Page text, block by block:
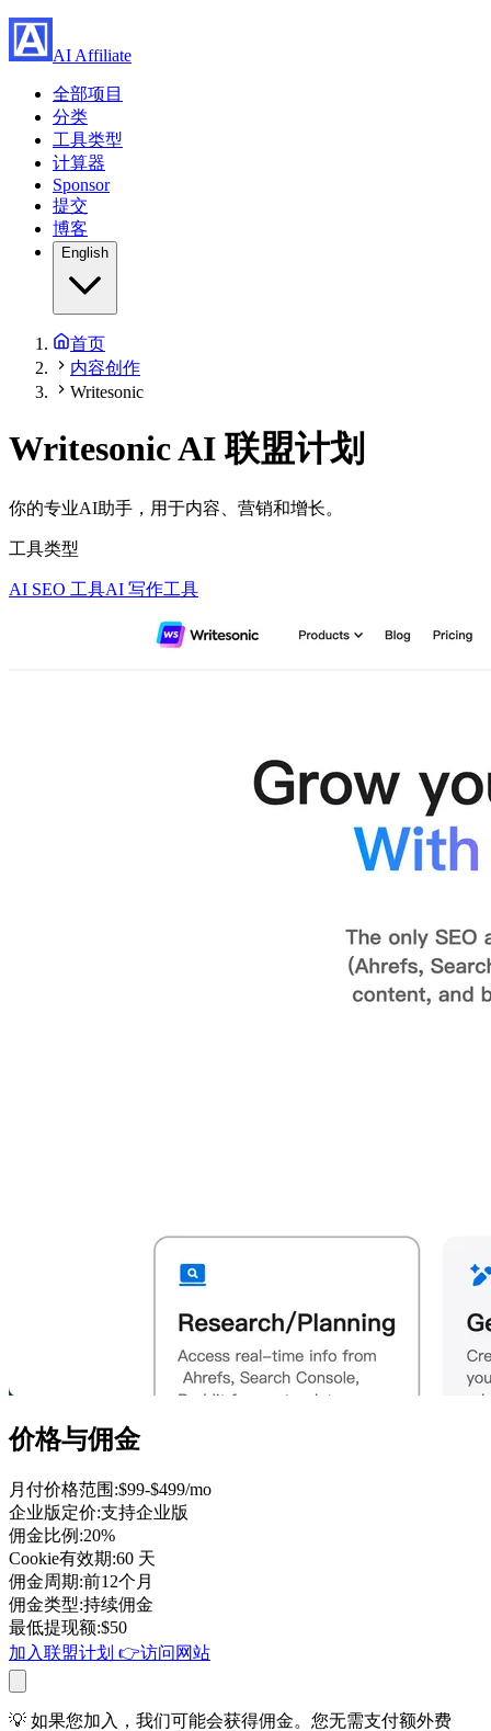
AI Affiliate
全部项目
分类
工具类型
计算器
Sponsor
提交
博客
English
首页
内容创作
Writesonic
WritesonicAI 联盟计划
你的专业AI助手，用于内容、营销和增长。
工具类型
AI SEO 工具AI 写作工具
价格与佣金
月付价格范围 :$99-$499/mo
企业版定价:支持企业版
佣金比例 :20%
Cookie有效期:60 天
佣金周期:前12个月
佣金类型:持续佣金
最低提现额:$50
加入联盟计划 👉访问网站
💡 如果您加入，我们可能会获得佣金。您无需支付额外费